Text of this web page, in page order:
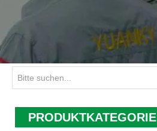
PRODUKTKATEGORIE